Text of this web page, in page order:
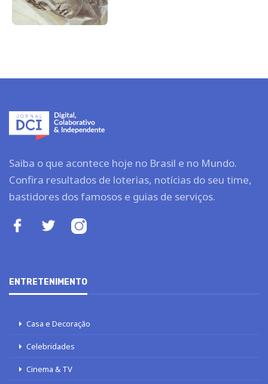
Saiba o que acontece hoje no Brasil e no Mundo.
Confira resultados de loterias, notícias do seu time,
bastidores dos famosos e guias de serviços.
ENTRETENIMENTO
Casa e Decoração
Celebridades
Cinema & TV